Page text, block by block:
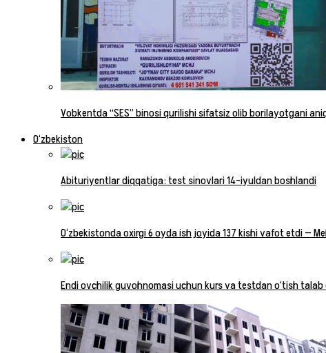
Vobkentda “SES” binosi qurilishi sifatsiz olib borilayotgani
O‘zbekiston
Abituriyentlar diqqatiga: test sinovlari 14-iyuldan boshlandi
O‘zbekistonda oxirgi 6 oyda ish joyida 137 kishi vafot etdi —
Endi ovchilik guvohnomasi uchun kurs va testdan o‘tish